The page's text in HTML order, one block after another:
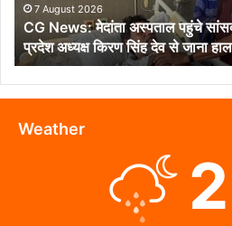
अग्रवाल,
BJP
प्रदेश
अध्यक्ष
किरण
सिंह
देव
7 August 2026
CG News: मेदांता अस्पताल पहुंचे
प्रदेश अध्यक्ष किरण सिंह देव से जाना
Weather